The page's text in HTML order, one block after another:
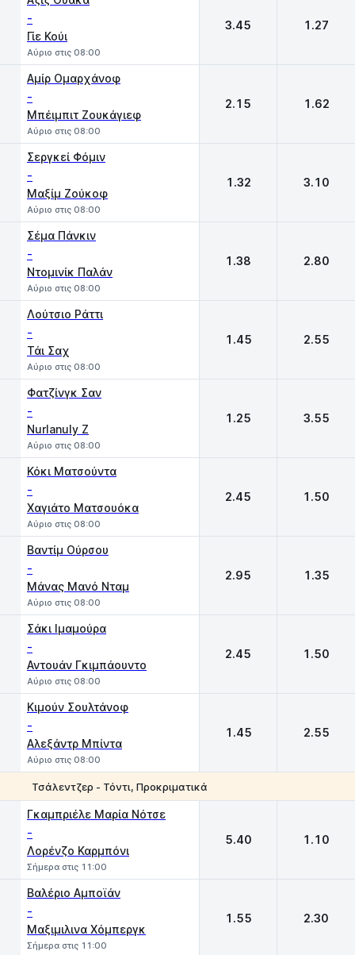
-
Γίε Κούι
Αύριο στις 08:00
3.45 1.27
Αμίρ Ομαρχάνοφ
-
Μπέιμπιτ Ζουκάγιεφ
Αύριο στις 08:00
2.15 1.62
Σεργκεί Φόμιν
-
Μαξίμ Ζούκοφ
Αύριο στις 08:00
1.32 3.10
Σέμα Πάνκιν
-
Ντομινίκ Παλάν
Αύριο στις 08:00
1.38 2.80
Λούτσιο Ράττι
-
Τάι Σαχ
Αύριο στις 08:00
1.45 2.55
Φατζίνγκ Σαν
-
Nurlanuly Z
Αύριο στις 08:00
1.25 3.55
Κόκι Ματσούντα
-
Χαγιάτο Ματσουόκα
Αύριο στις 08:00
2.45 1.50
Βαντίμ Ούρσου
-
Μάνας Μανό Νταμ
Αύριο στις 08:00
2.95 1.35
Σάκι Ιμαμούρα
-
Αντουάν Γκιμπάουντο
Αύριο στις 08:00
2.45 1.50
Κιμούν Σουλτάνοφ
-
Αλεξάντρ Μπίντα
Αύριο στις 08:00
1.45 2.55
Τσάλεντζερ - Τόντι, Προκριματικά
Γκαμπριέλε Μαρία Νότσε
-
Λορένζο Καρμπόνι
Σήμερα στις 11:00
5.40 1.10
Βαλέριο Αμποϊάν
-
Μαξιμιλινα Χόμπεργκ
Σήμερα στις 11:00
1.55 2.30